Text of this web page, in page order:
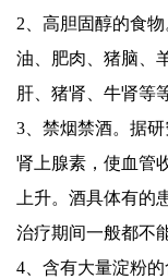
2、高胆固醇的食
油、肥肉、猪脑、
肝、猪肾、牛肾等
3、禁烟禁酒。据
肾上腺素，使血管
上升。酒具体有
治疗期间一般都不
4、含有大量淀粉